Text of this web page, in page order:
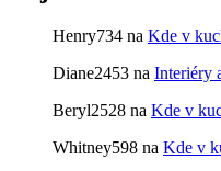
Henry734 na Kde v
Diane2453 na Interiéry
Beryl2528 na Kde v
Whitney598 na Kde v